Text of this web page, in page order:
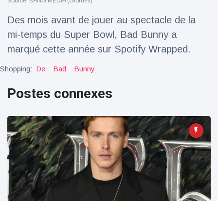
Voyage et aventure
Dernières nouvelles
18 March
33
Ferrari SP-8 -
Le Roadster
dérivé de la
F8 Spider est
le dernier
One-Off de
18 March
21
Points de vue
Des mois avant de jouer au spectacle de la
mi-temps du Super Bowl, Bad Bunny a
marqué cette année sur Spotify Wrapped.
Shopping: De Bad Bunny
Postes connexes